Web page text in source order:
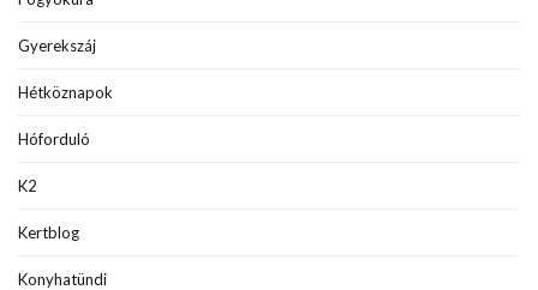
Gyerekszáj
Hétköznapok
Hóforduló
K2
Kertblog
Konyhatündi